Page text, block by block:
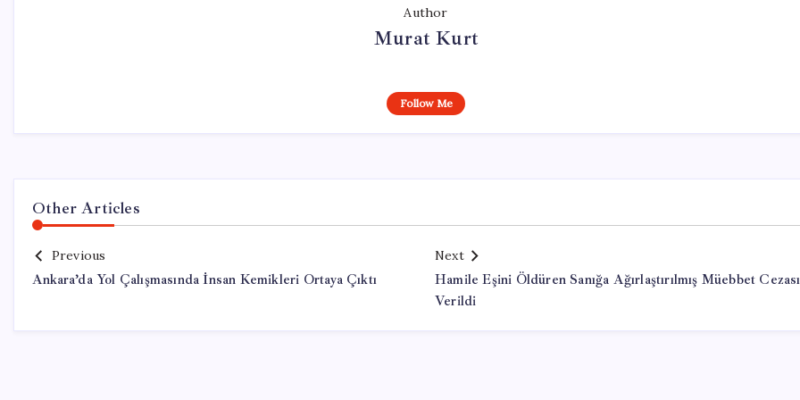
Author
Murat Kurt
Follow Me
Other Articles
Previous
Ankara’da Yol Çalışmasında İnsan Kemikleri Ortaya Çıktı
Next
Hamile Eşini Öldüren Sanığa Ağırlaştırılmış Müebbet Cezası
Verildi